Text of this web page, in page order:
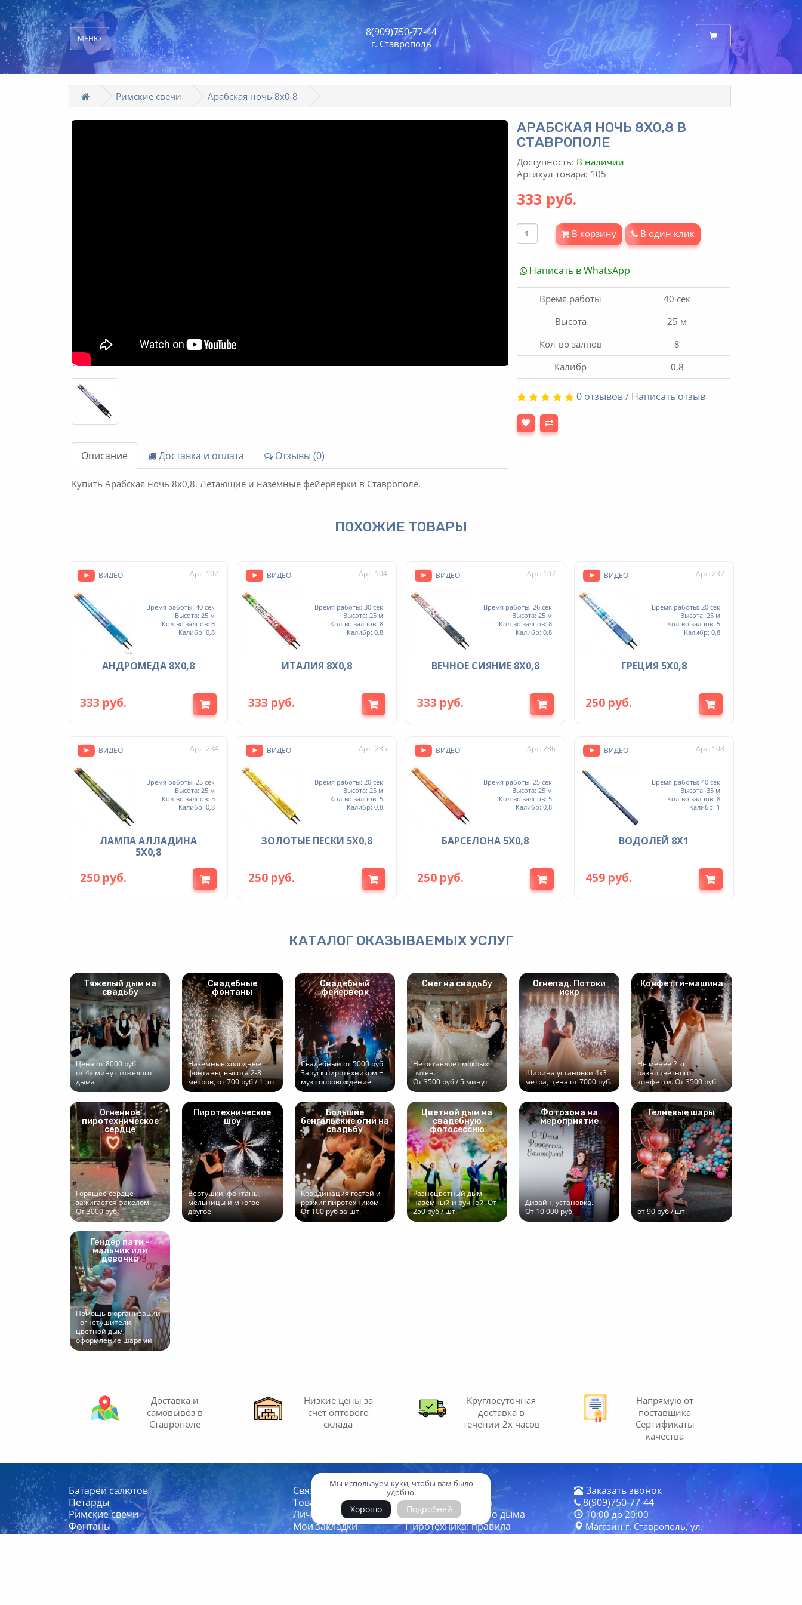
МЕНЮ
8(909)750-77-44
г. Ставрополь
Римские свечи Арабская ночь 8х0,8
Описание Доставка и оплата Отзывы (0)
Купить Арабская ночь 8х0,8. Летающие и наземные фейерверки в Ставрополе.
АРАБСКАЯ НОЧЬ 8Х0,8 В
СТАВРОПОЛЕ
Доступность: В наличии
Артикул товара: 105
333 руб.
В корзину В один клик
Написать в WhatsApp
Время работы
40 сек
Высота
25 м
Кол-во залпов
8
Калибр
0,8
0 отзывов / Написать отзыв
ПОХОЖИЕ ТОВАРЫ
ВИДЕО Арт: 102
Время работы: 40 сек
Высота: 25 м
Кол-во залпов: 8
Калибр: 0,8
АНДРОМЕДА 8Х0,8
333 руб.
ВИДЕО Арт: 104
Время работы: 30 сек
Высота: 25 м
Кол-во залпов: 8
Калибр: 0,8
ИТАЛИЯ 8Х0,8
333 руб.
ВИДЕО Арт: 107
Время работы: 26 сек
Высота: 25 м
Кол-во залпов: 8
Калибр: 0,8
ВЕЧНОЕ СИЯНИЕ 8Х0,8
333 руб.
ВИДЕО Арт: 232
Время работы: 20 сек
Высота: 25 м
Кол-во залпов: 5
Калибр: 0,8
ГРЕЦИЯ 5Х0,8
250 руб.
ВИДЕО Арт: 234
Время работы: 25 сек
Высота: 25 м
Кол-во залпов: 5
Калибр: 0,8
ЛАМПА АЛЛАДИНА
5Х0,8
250 руб.
ВИДЕО Арт: 235
Время работы: 20 сек
Высота: 25 м
Кол-во залпов: 5
Калибр: 0,8
ЗОЛОТЫЕ ПЕСКИ 5Х0,8
250 руб.
ВИДЕО Арт: 236
Время работы: 25 сек
Высота: 25 м
Кол-во залпов: 5
Калибр: 0,8
БАРСЕЛОНА 5Х0,8
250 руб.
ВИДЕО Арт: 108
Время работы: 40 сек
Высота: 35 м
Кол-во залпов: 8
Калибр: 1
ВОДОЛЕЙ 8Х1
459 руб.
КАТАЛОГ ОКАЗЫВАЕМЫХ УСЛУГ
Тяжелый дым на
свадьбу
Цена от 8000 руб
от 4х минут тяжелого
дыма
Свадебные
фонтаны
Наземные холодные
фонтаны, высота 2-8
метров, от 700 руб / 1 шт
Свадебный
фейерверк
Свадебный от 5000 руб.
Запуск пиротехником +
муз сопровождение
Снег на свадьбу
Не оставляет мокрых
пятен.
От 3500 руб / 5 минут
Огнепад. Потоки
искр
Ширина установки 4х3
метра, цена от 7000 руб.
Конфетти-машина
Не менее 2 кг
разноцветного
конфетти. От 3500 руб.
Огненное
пиротехническое
сердце
Горящее сердце -
зажигается факелом.
От 3000 руб.
Пиротехническое
шоу
Вертушки, фонтаны,
мельницы и многое
другое
Большие
бенгальские огни на
свадьбу
Координация гостей и
розжиг пиротехником.
От 100 руб за шт.
Цветной дым на
свадебную
фотосессию
Разноцветный дым
наземный и ручной. От
250 руб / шт.
Фотозона на
мероприятие
Дизайн, установка.
От 10 000 руб.
Гелиевые шары
от 90 руб / шт.
Гендер пати -
мальчик или
девочка
Помощь в организации
- огнетушители,
цветной дым,
оформление шарами
Доставка и
самовывоз в
Ставрополе
Низкие цены за
счет оптового
склада
Круглосуточная
доставка в
течении 2х часов
Напрямую от
поставщика
Сертификаты
качества
Батареи салютов
Петарды
Римские свечи
Фонтаны
Бенгальские огни
Связаться с нами
Товары со скидкой
Личный кабинет
Мои закладки
Производители
Доставка и оплата
Гарантии качества
Партнеры цветного дыма
Пиротехника: правила
безопасности
Заказать звонок
8(909)750-77-44
10:00 до 20:00
Магазин г. Ставрополь, ул.
Мы используем куки, чтобы вам было
удобно.
Хорошо Подробней